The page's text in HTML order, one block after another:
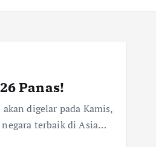
Panas!
digelar pada Kamis,
terbaik di Asia…